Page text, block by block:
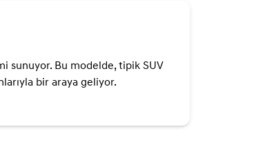
sunuyor. Bu modelde, tipik SUV
bir araya geliyor.